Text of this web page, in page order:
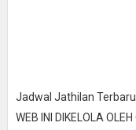
Jadwal Jathilan Terbaru
WEB INI DIKELOLA